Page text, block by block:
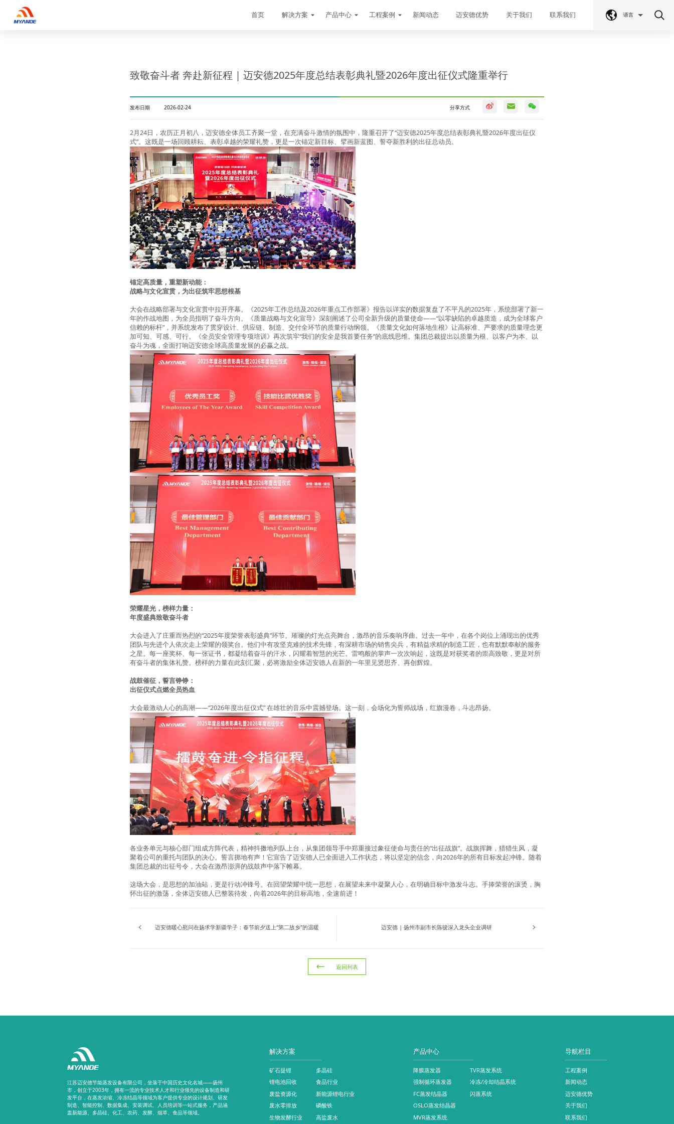
首页 解决方案 产品中心 工程案例 新闻动态 迈安德优势 关于我们 联系我们 语言
致敬奋斗者 奔赴新征程 | 迈安德2025年度总结表彰典礼暨2026年度出征仪式隆重举行
发布日期 2026-02-24 分享方式
2月24日，农历正月初八，迈安德全体员工齐聚一堂，在充满奋斗激情的氛围中，隆重召开了“迈安德2025年度总结表彰典礼暨2026年度出征仪
式”。这既是一场回顾耕耘、表彰卓越的荣耀礼赞，更是一次锚定新目标、擘画新蓝图、誓夺新胜利的出征总动员。
锚定高质量，重塑新动能：
战略与文化宣贯，为出征筑牢思想根基
大会在战略部署与文化宣贯中拉开序幕。《2025年工作总结及2026年重点工作部署》报告以详实的数据复盘了不平凡的2025年，系统部署了新一
年的作战地图，为全员指明了奋斗方向。《质量战略与文化宣导》深刻阐述了公司全新升级的质量使命——“以零缺陷的卓越质造，成为全球客户
信赖的标杆”，并系统发布了贯穿设计、供应链、制造、交付全环节的质量行动纲领。《质量文化如何落地生根》让高标准、严要求的质量理念更
加可知、可感、可行。《全员安全管理专项培训》再次筑牢“我们的安全是我首要任务”的底线思维。集团总裁提出以质量为根、以客户为本、以
奋斗为魂，全面打响迈安德全球高质量发展的必赢之战。
荣耀星光，榜样力量：
年度盛典致敬奋斗者
大会进入了庄重而热烈的“2025年度荣誉表彰盛典”环节。璀璨的灯光点亮舞台，激昂的音乐奏响序曲。过去一年中，在各个岗位上涌现出的优秀
团队与先进个人依次走上荣耀的领奖台。他们中有攻坚克难的技术先锋，有深耕市场的销售尖兵，有精益求精的制造工匠，也有默默奉献的服务
之星。每一座奖杯、每一张证书，都凝结着奋斗的汗水，闪耀着智慧的光芒。雷鸣般的掌声一次次响起，这既是对获奖者的崇高致敬，更是对所
有奋斗者的集体礼赞。榜样的力量在此刻汇聚，必将激励全体迈安德人在新的一年里见贤思齐、再创辉煌。
战鼓催征，誓言铮铮：
出征仪式点燃全员热血
大会最激动人心的高潮——“2026年度出征仪式”在雄壮的音乐中震撼登场。这一刻，会场化为誓师战场，红旗漫卷，斗志昂扬。
各业务单元与核心部门组成方阵代表，精神抖擞地列队上台，从集团领导手中郑重接过象征使命与责任的“出征战旗”。战旗挥舞，猎猎生风，凝
聚着公司的重托与团队的决心。誓言掷地有声！它宣告了迈安德人已全面进入工作状态，将以坚定的信念，向2026年的所有目标发起冲锋。随着
集团总裁的出征号令，大会在激昂澎湃的战鼓声中落下帷幕。
这场大会，是思想的加油站，更是行动冲锋号。在回望荣耀中统一思想，在展望未来中凝聚人心，在明确目标中激发斗志。手捧荣誉的滚烫，胸
怀出征的激荡，全体迈安德人已整装待发，向着2026年的目标高地，全速前进！
迈安德暖心慰问在扬求学新疆学子：春节前夕送上“第二故乡”的温暖 迈安德 | 扬州市副市长陈骏深入龙头企业调研
返回列表
江苏迈安德节能蒸发设备有限公司，坐落于中国历史文化名城——扬州
市，创立于2003年，拥有一流的专业技术人才和行业领先的设备制造和研
发平台，在蒸发浓缩、冷冻结晶等领域为客户提供专业的设计规划、研发
制造、智能控制、数据集成、安装调试、人员培训等一站式服务，产品涵
盖新能源、多晶硅、化工、农药、发酵、烟草、食品等领域。
解决方案
矿石提锂
锂电池回收
废盐资源化
废水零排放
生物发酵行业
多晶硅
食品行业
新能源锂电行业
磷酸铁
高盐废水
产品中心
降膜蒸发器
强制循环蒸发器
FC蒸发结晶器
OSLO蒸发结晶器
MVR蒸发系统
TVR蒸发系统
冷冻/冷却结晶系统
闪蒸系统
导航栏目
工程案例
新闻动态
迈安德优势
关于我们
联系我们